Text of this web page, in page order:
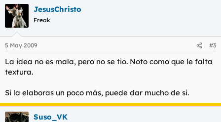
JesusChristo
Freak
5 May 2009 #3
La idea no es mala, pero no se tio. Noto como que le falta
textura.
Si la elaboras un poco más, puede dar mucho de si.
Suso_VK